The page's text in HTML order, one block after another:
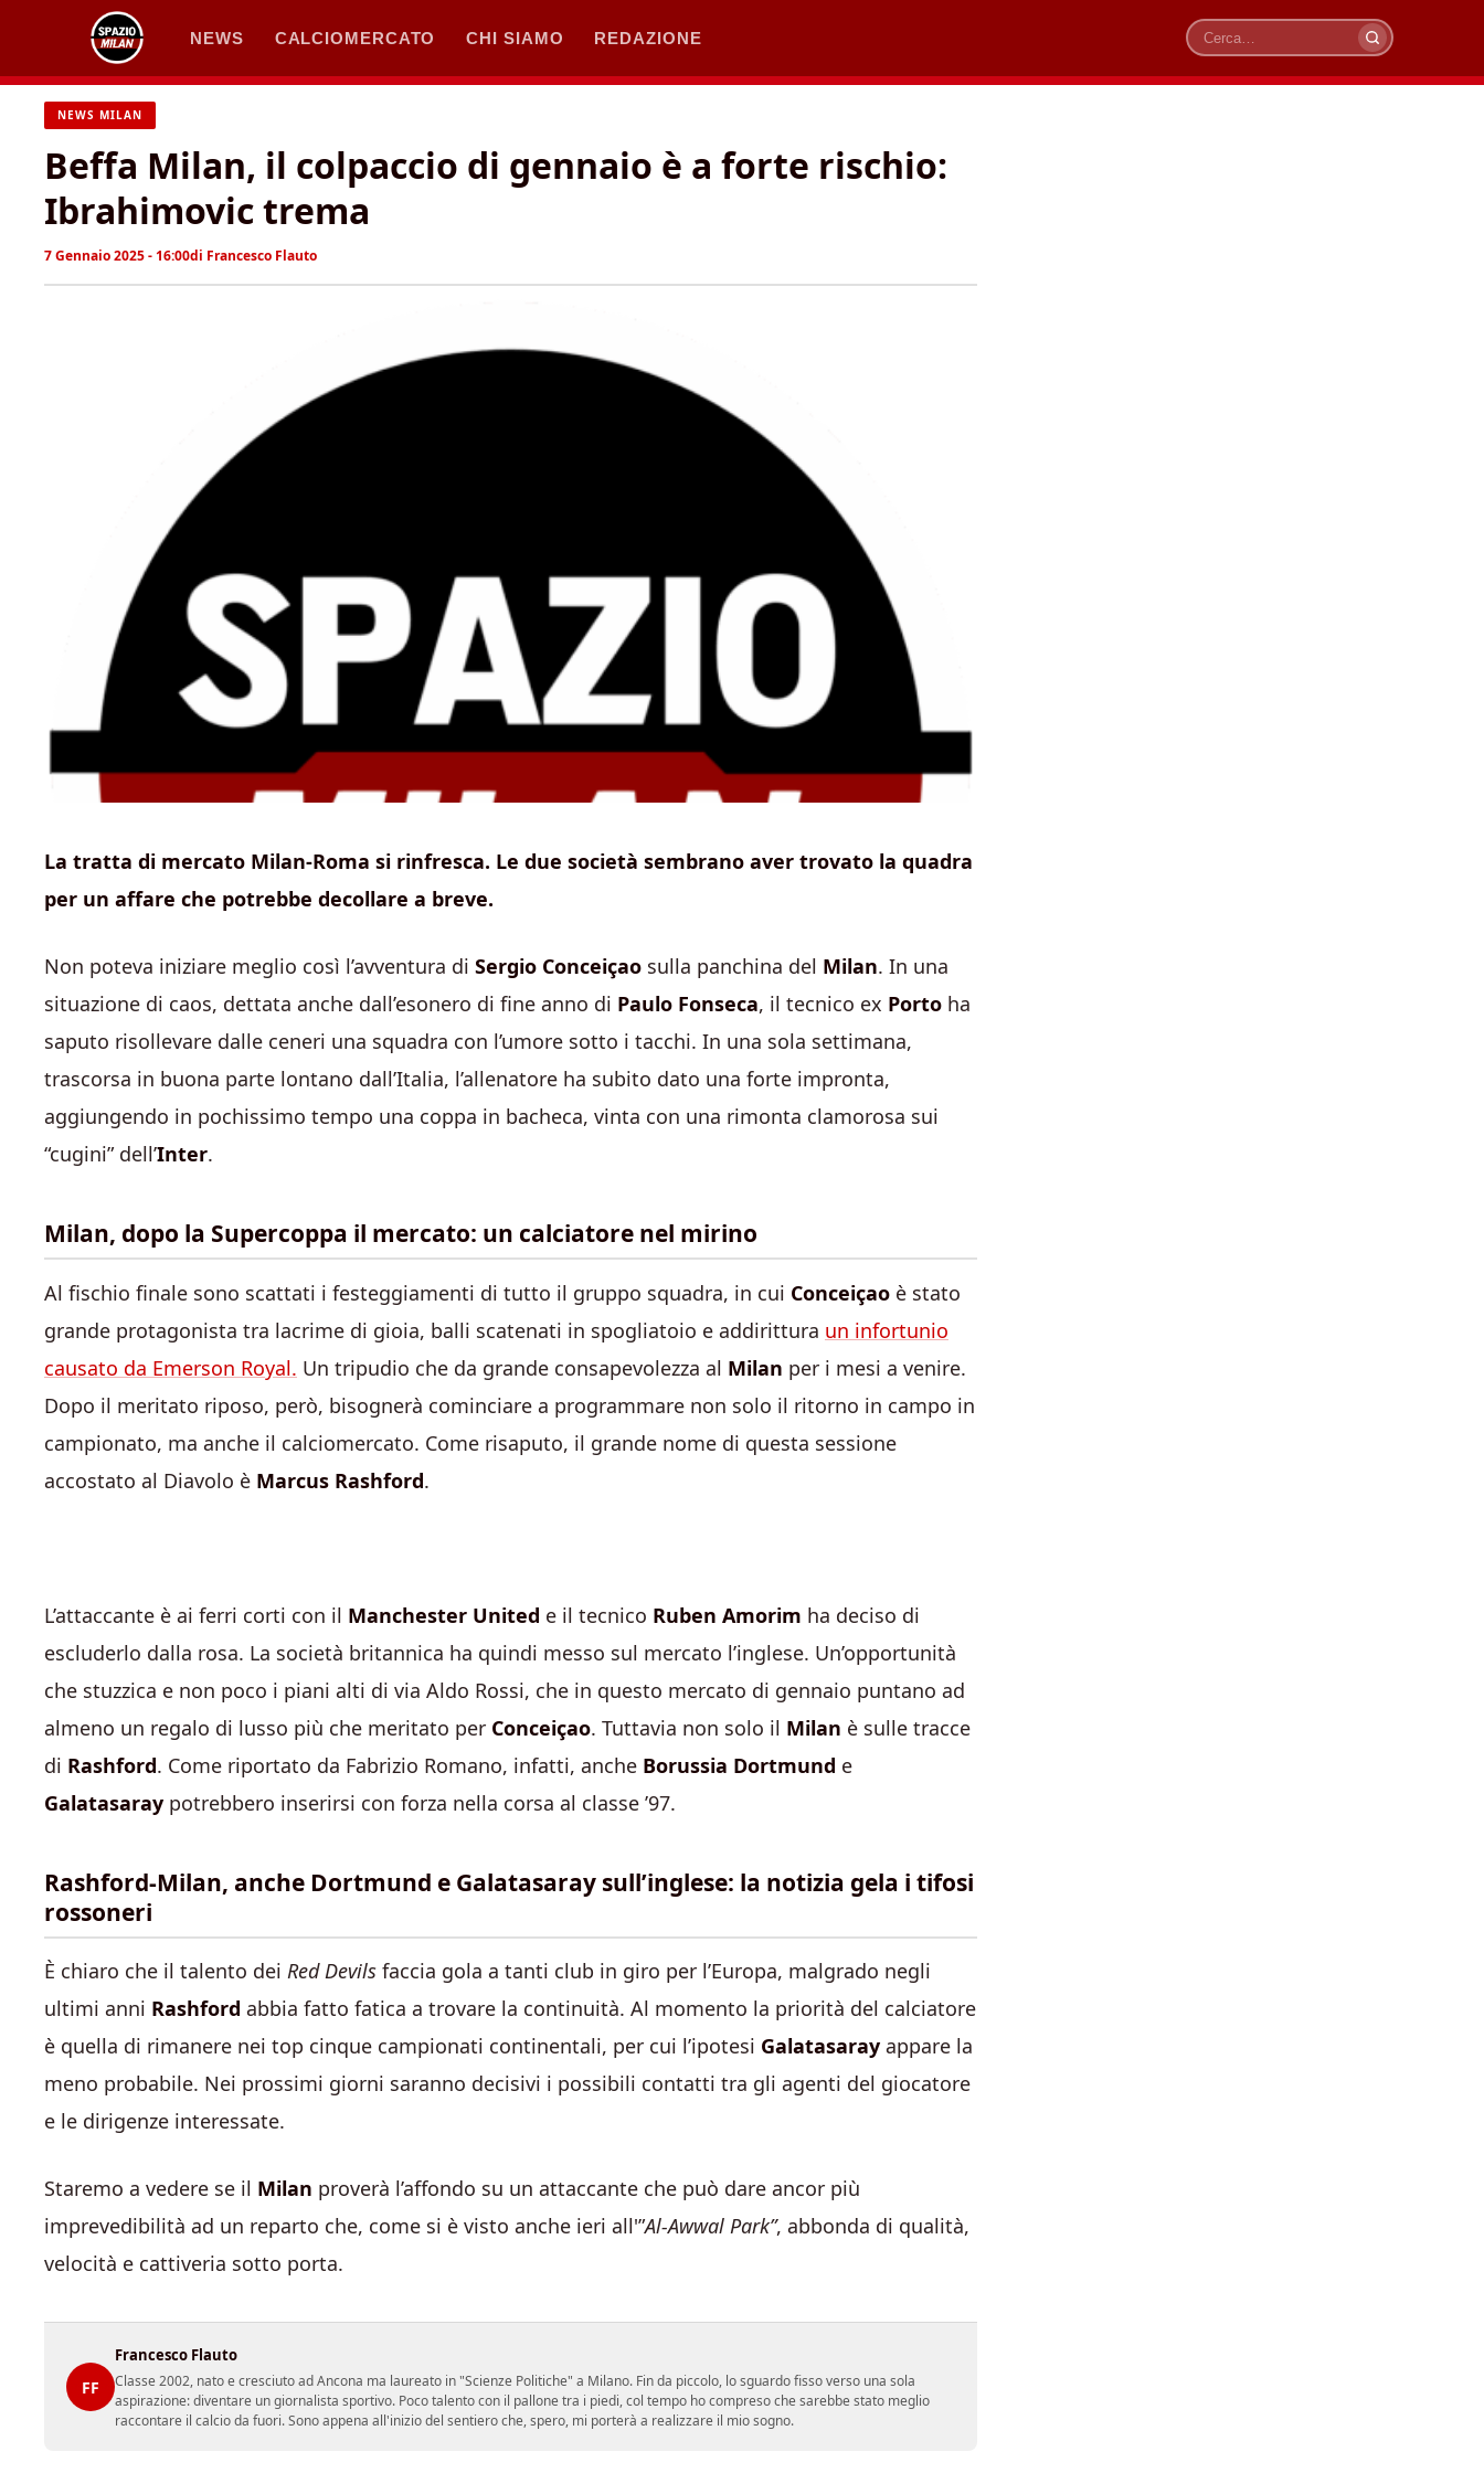
contenuto
NEWS CALCIOMERCATO CHI SIAMO REDAZIONE
Cerca
NEWS MILAN
Beffa Milan, il colpaccio di gennaio è a forte rischio:
Ibrahimovic trema
7 Gennaio 2025 - 16:00di Francesco Flauto
La tratta di mercato Milan-Roma si rinfresca. Le due società sembrano aver trovato la quadra
per un affare che potrebbe decollare a breve.
Non poteva iniziare meglio così l’avventura di Sergio Conceiçao sulla panchina del Milan. In una
situazione di caos, dettata anche dall’esonero di fine anno di Paulo Fonseca, il tecnico ex Porto ha
saputo risollevare dalle ceneri una squadra con l’umore sotto i tacchi. In una sola settimana,
trascorsa in buona parte lontano dall’Italia, l’allenatore ha subito dato una forte impronta,
aggiungendo in pochissimo tempo una coppa in bacheca, vinta con una rimonta clamorosa sui
“cugini” dell’Inter.
Milan, dopo la Supercoppa il mercato: un calciatore nel mirino
Al fischio finale sono scattati i festeggiamenti di tutto il gruppo squadra, in cui Conceiçao è stato
grande protagonista tra lacrime di gioia, balli scatenati in spogliatoio e addirittura un infortunio
causato da Emerson Royal. Un tripudio che da grande consapevolezza al Milan per i mesi a venire.
Dopo il meritato riposo, però, bisognerà cominciare a programmare non solo il ritorno in campo in
campionato, ma anche il calciomercato. Come risaputo, il grande nome di questa sessione
accostato al Diavolo è Marcus Rashford.
L’attaccante è ai ferri corti con il Manchester United e il tecnico Ruben Amorim ha deciso di
escluderlo dalla rosa. La società britannica ha quindi messo sul mercato l’inglese. Un’opportunità
che stuzzica e non poco i piani alti di via Aldo Rossi, che in questo mercato di gennaio puntano ad
almeno un regalo di lusso più che meritato per Conceiçao. Tuttavia non solo il Milan è sulle tracce
di Rashford. Come riportato da Fabrizio Romano, infatti, anche Borussia Dortmund e
Galatasaray potrebbero inserirsi con forza nella corsa al classe ’97.
Rashford-Milan, anche Dortmund e Galatasaray sull’inglese: la notizia gela i tifosi
rossoneri
È chiaro che il talento dei Red Devils faccia gola a tanti club in giro per l’Europa, malgrado negli
ultimi anni Rashford abbia fatto fatica a trovare la continuità. Al momento la priorità del calciatore
è quella di rimanere nei top cinque campionati continentali, per cui l’ipotesi Galatasaray appare la
meno probabile. Nei prossimi giorni saranno decisivi i possibili contatti tra gli agenti del giocatore
e le dirigenze interessate.
Staremo a vedere se il Milan proverà l’affondo su un attaccante che può dare ancor più
imprevedibilità ad un reparto che, come si è visto anche ieri all'”Al-Awwal Park”, abbonda di qualità,
velocità e cattiveria sotto porta.
FF
Francesco Flauto
Classe 2002, nato e cresciuto ad Ancona ma laureato in "Scienze Politiche" a Milano. Fin da piccolo, lo sguardo fisso verso una sola
aspirazione: diventare un giornalista sportivo. Poco talento con il pallone tra i piedi, col tempo ho compreso che sarebbe stato meglio
raccontare il calcio da fuori. Sono appena all'inizio del sentiero che, spero, mi porterà a realizzare il mio sogno.